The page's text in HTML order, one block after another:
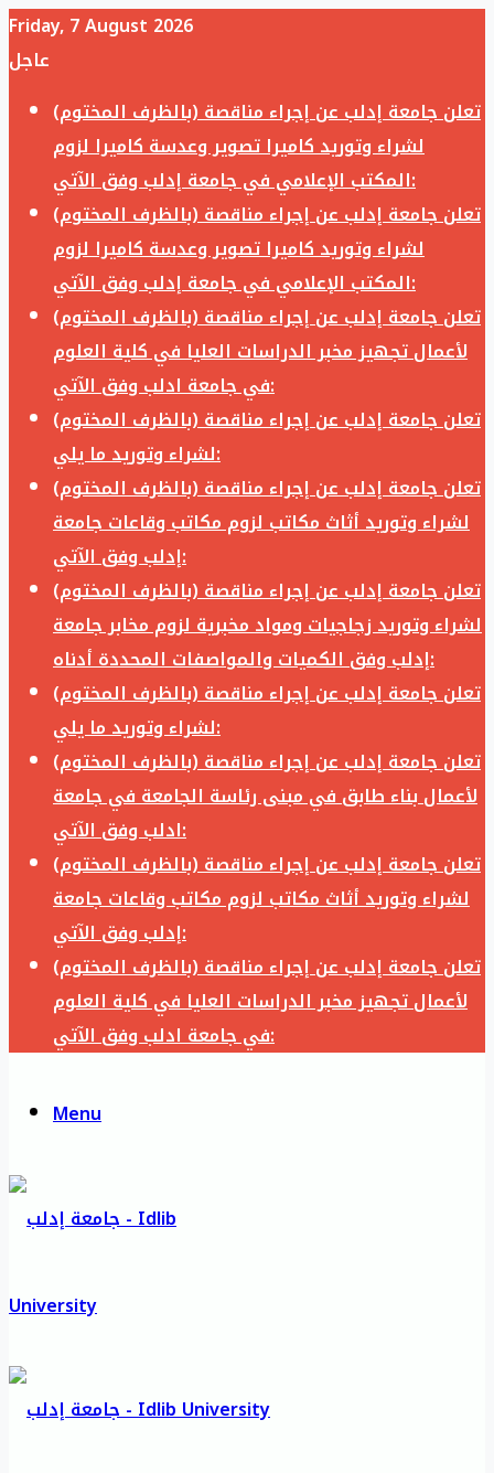
Friday, 7 August 2026
عاجل
تعلن جامعة إدلب عن إجراء مناقصة (بالظرف المختوم)
لشراء وتوريد كاميرا تصوير وعدسة كاميرا لزوم
المكتب الإعلامي في جامعة إدلب وفق الآتي:
تعلن جامعة إدلب عن إجراء مناقصة (بالظرف المختوم)
لشراء وتوريد كاميرا تصوير وعدسة كاميرا لزوم
المكتب الإعلامي في جامعة إدلب وفق الآتي:
تعلن جامعة إدلب عن إجراء مناقصة (بالظرف المختوم)
لأعمال تجهيز مخبر الدراسات العليا في كلية العلوم
في جامعة ادلب وفق الآتي:
تعلن جامعة إدلب عن إجراء مناقصة (بالظرف المختوم)
لشراء وتوريد ما يلي:
تعلن جامعة إدلب عن إجراء مناقصة (بالظرف المختوم)
لشراء وتوريد أثاث مكاتب لزوم مكاتب وقاعات جامعة
إدلب وفق الآتي:
تعلن جامعة إدلب عن إجراء مناقصة (بالظرف المختوم)
لشراء وتوريد زجاجيات ومواد مخبرية لزوم مخابر جامعة
إدلب وفق الكميات والمواصفات المحددة أدناه:
تعلن جامعة إدلب عن إجراء مناقصة (بالظرف المختوم)
لشراء وتوريد ما يلي:
تعلن جامعة إدلب عن إجراء مناقصة (بالظرف المختوم)
لأعمال بناء طابق في مبنى رئاسة الجامعة في جامعة
ادلب وفق الآتي:
تعلن جامعة إدلب عن إجراء مناقصة (بالظرف المختوم)
لشراء وتوريد أثاث مكاتب لزوم مكاتب وقاعات جامعة
إدلب وفق الآتي:
تعلن جامعة إدلب عن إجراء مناقصة (بالظرف المختوم)
لأعمال تجهيز مخبر الدراسات العليا في كلية العلوم
في جامعة ادلب وفق الآتي:
Menu